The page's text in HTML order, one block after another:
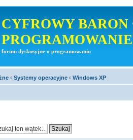
CYFROWY BARON
PROGRAMOWANIE
forum dyskusyjne o programowaniu
‹ Systemy operacyjne ‹ Windows XP